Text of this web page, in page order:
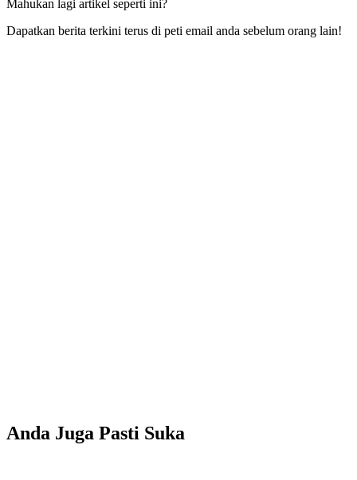
Mahukan lagi artikel seperti ini?
Dapatkan berita terkini terus di peti email anda sebelum orang lain!
Anda Juga Pasti Suka